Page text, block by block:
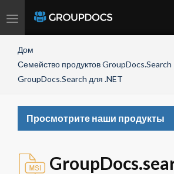
Toggle
Дом
Семейство продуктов GroupDocs.Search
GroupDocs.Search для .NET
Просмотрите наши продукты